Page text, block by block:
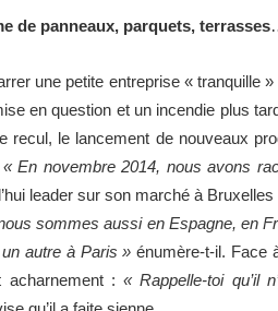
de panneaux, parquets, terrasses
une petite entreprise « tranquille
en question et un incendie plus
recul, le lancement de nouveaux
« En novembre 2014, nous avons
leader sur son marché à Bruxelles
sommes aussi en Espagne, en
autre à Paris » énumère-t-il. Face
acharnement :« Rappelle-toi qu’il